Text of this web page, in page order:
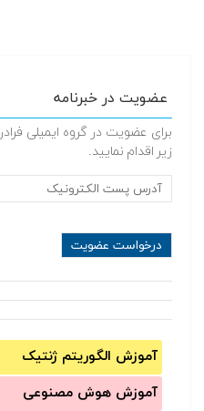
عضویت در خبرنامه
برای عضویت در گروه ایمیلی
زیر اقدام نمایید.
آموزش الگوریتم ژنتیک
آموزش‌ هوش مصنوعی